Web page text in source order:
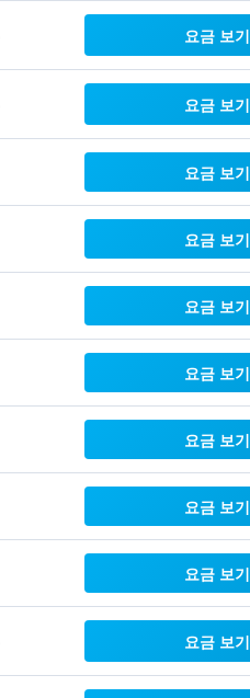
요금 보기
요금 보기
요금 보기
요금 보기
요금 보기
요금 보기
요금 보기
요금 보기
요금 보기
요금 보기